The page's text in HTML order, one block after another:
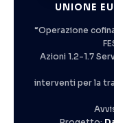
UNIONE
“Operazione
Azioni 1.2-1.7
interventi per la